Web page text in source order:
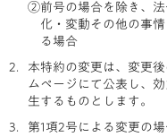
②前号の場合を除き、法
化・変動その他の事
る場合
本特約の変更は、変更
ムページにて公表し、
生するものとします。
第1項2号による変更の